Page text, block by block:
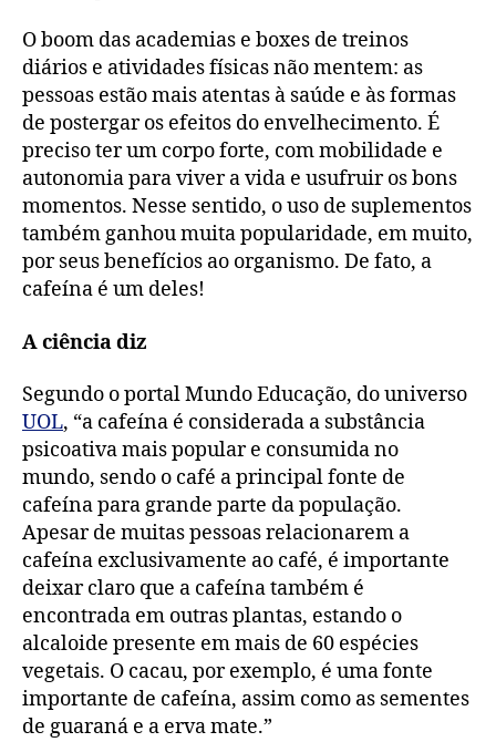
O boom das academias e boxes de treinos
diários e atividades físicas não mentem: as
pessoas estão mais atentas à saúde e às formas
de postergar os efeitos do envelhecimento. É
preciso ter um corpo forte, com mobilidade e
autonomia para viver a vida e usufruir os bons
momentos. Nesse sentido, o uso de suplementos
também ganhou muita popularidade, em muito,
por seus benefícios ao organismo. De fato, a
cafeína é um deles!
A ciência diz
Segundo o portal Mundo Educação, do universo
UOL, “a cafeína é considerada a substância
psicoativa mais popular e consumida no
mundo, sendo o café a principal fonte de
cafeína para grande parte da população.
Apesar de muitas pessoas relacionarem a
cafeína exclusivamente ao café, é importante
deixar claro que a cafeína também é
encontrada em outras plantas, estando o
alcaloide presente em mais de 60 espécies
vegetais. O cacau, por exemplo, é uma fonte
importante de cafeína, assim como as sementes
de guaraná e a erva mate.”